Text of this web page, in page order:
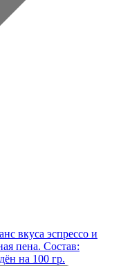
вкуса эспрессо и
пена. Состав:
на 100 гр.